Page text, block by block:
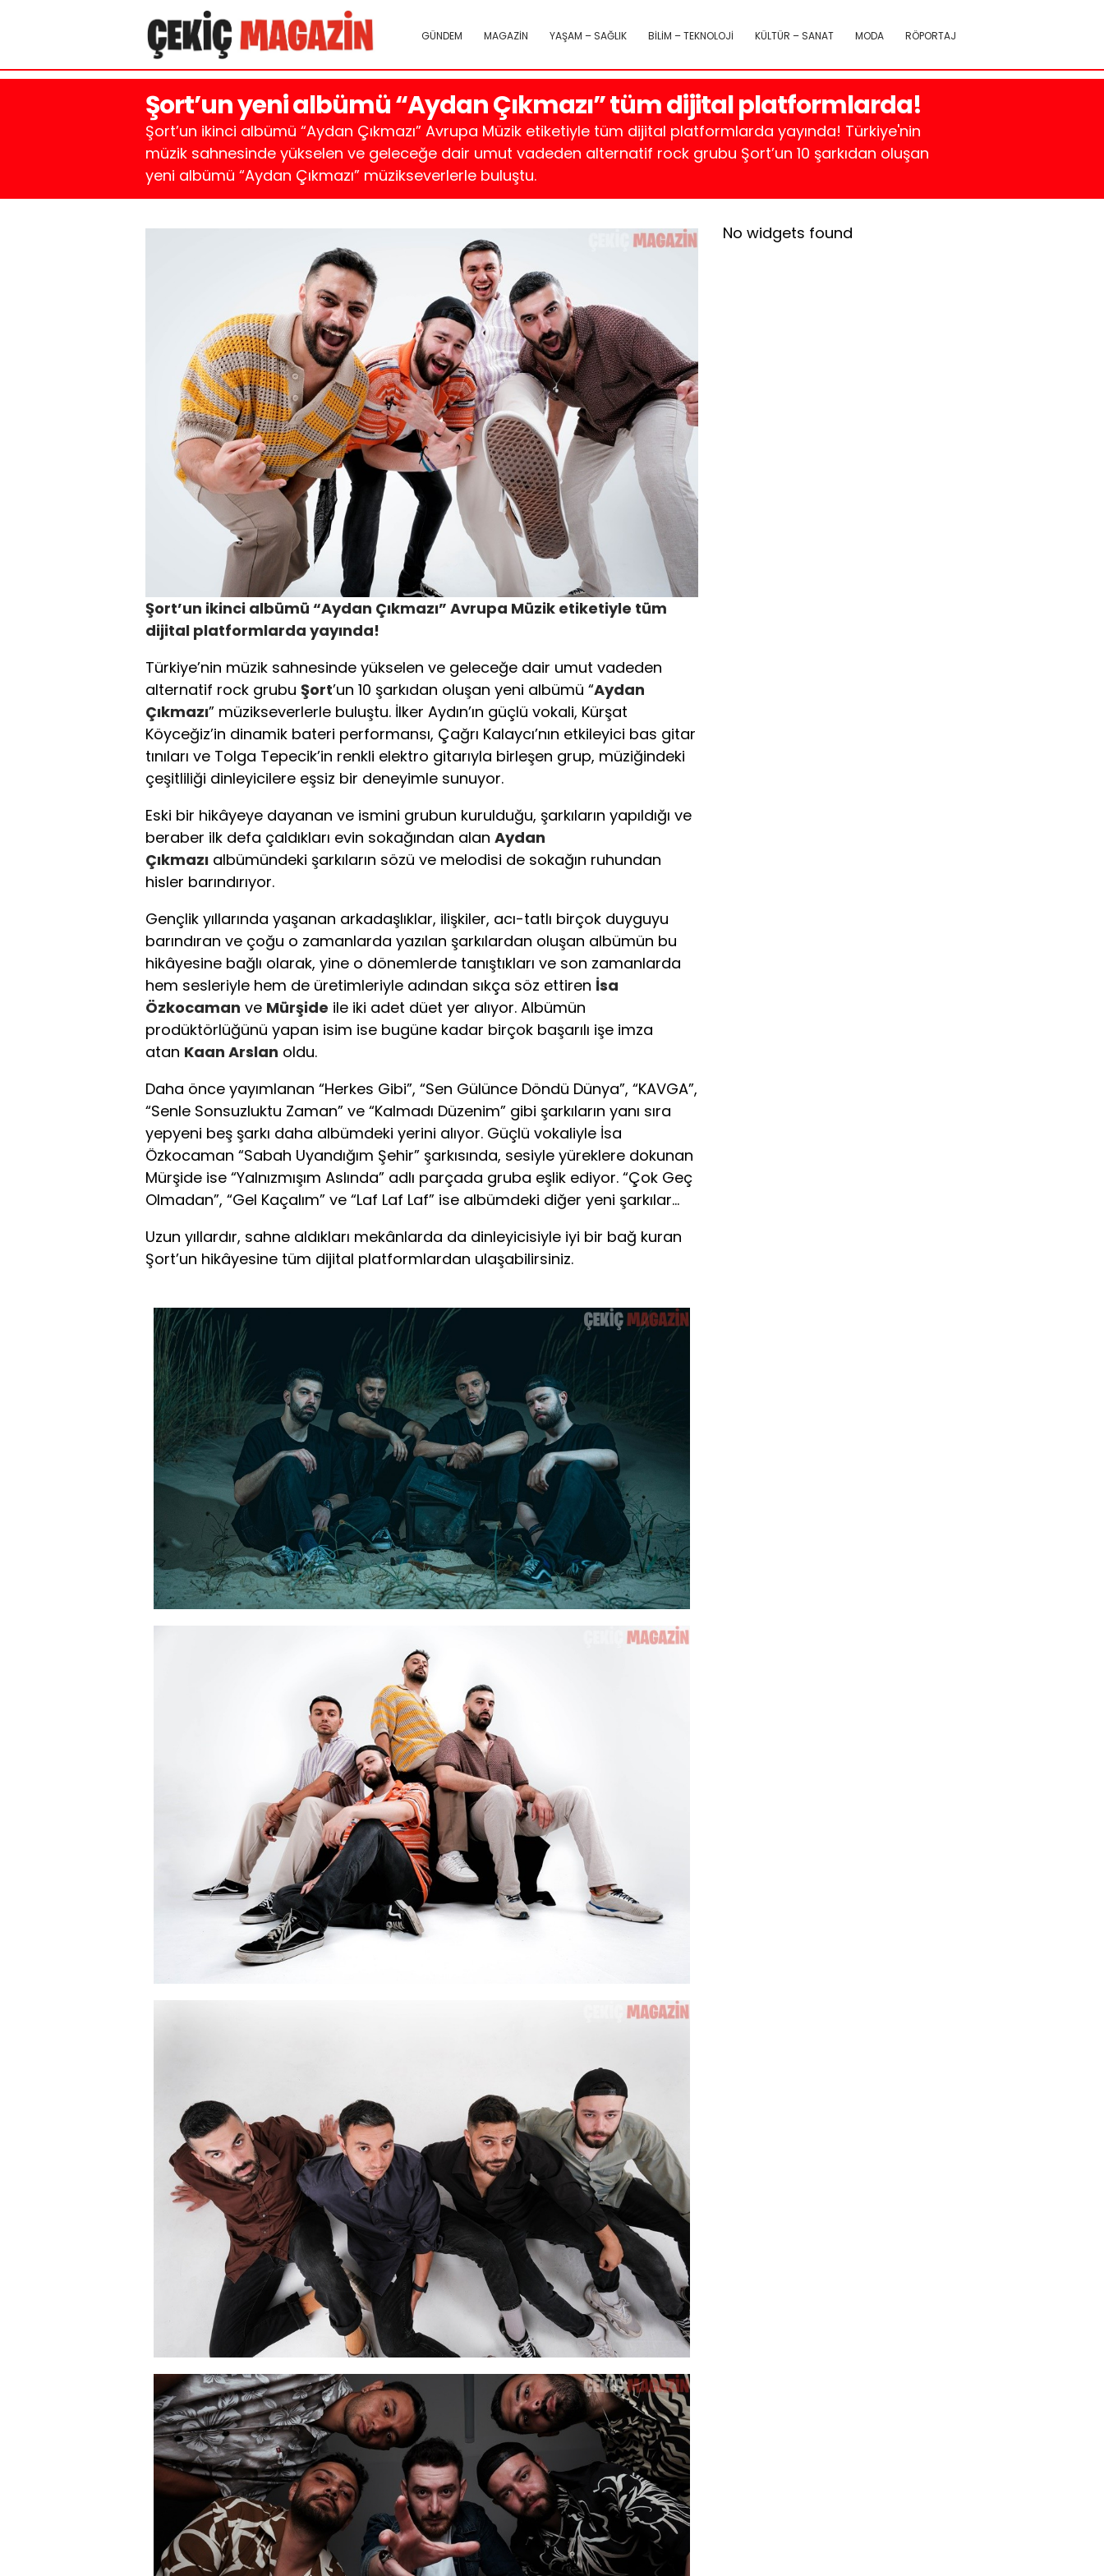
GÜNDEM MAGAZİN YAŞAM – SAĞLIK BİLİM – TEKNOLOJİ KÜLTÜR – SANAT MODA RÖPORTAJ
Şort’un yeni albümü “Aydan Çıkmazı” tüm dijital platformlarda!
Şort’un ikinci albümü “Aydan Çıkmazı” Avrupa Müzik etiketiyle tüm dijital platformlarda yayında! Türkiye'nin
müzik sahnesinde yükselen ve geleceğe dair umut vadeden alternatif rock grubu Şort’un 10 şarkıdan oluşan
yeni albümü “Aydan Çıkmazı” müzikseverlerle buluştu.
Şort’un ikinci albümü “Aydan Çıkmazı” Avrupa Müzik etiketiyle tüm
dijital platformlarda yayında!
Türkiye’nin müzik sahnesinde yükselen ve geleceğe dair umut vadeden
alternatif rock grubu Şort’un 10 şarkıdan oluşan yeni albümü “Aydan
Çıkmazı” müzikseverlerle buluştu. İlker Aydın’ın güçlü vokali, Kürşat
Köyceğiz’in dinamik bateri performansı, Çağrı Kalaycı’nın etkileyici bas gitar
tınıları ve Tolga Tepecik’in renkli elektro gitarıyla birleşen grup, müziğindeki
çeşitliliği dinleyicilere eşsiz bir deneyimle sunuyor.
Eski bir hikâyeye dayanan ve ismini grubun kurulduğu, şarkıların yapıldığı ve
beraber ilk defa çaldıkları evin sokağından alan Aydan
Çıkmazı albümündeki şarkıların sözü ve melodisi de sokağın ruhundan
hisler barındırıyor.
Gençlik yıllarında yaşanan arkadaşlıklar, ilişkiler, acı-tatlı birçok duyguyu
barındıran ve çoğu o zamanlarda yazılan şarkılardan oluşan albümün bu
hikâyesine bağlı olarak, yine o dönemlerde tanıştıkları ve son zamanlarda
hem sesleriyle hem de üretimleriyle adından sıkça söz ettiren İsa
Özkocaman ve Mürşide ile iki adet düet yer alıyor. Albümün
prodüktörlüğünü yapan isim ise bugüne kadar birçok başarılı işe imza
atan Kaan Arslan oldu.
Daha önce yayımlanan “Herkes Gibi”, “Sen Gülünce Döndü Dünya”, “KAVGA”,
“Senle Sonsuzluktu Zaman” ve “Kalmadı Düzenim” gibi şarkıların yanı sıra
yepyeni beş şarkı daha albümdeki yerini alıyor. Güçlü vokaliyle İsa
Özkocaman “Sabah Uyandığım Şehir” şarkısında, sesiyle yüreklere dokunan
Mürşide ise “Yalnızmışım Aslında” adlı parçada gruba eşlik ediyor. “Çok Geç
Olmadan”, “Gel Kaçalım” ve “Laf Laf Laf” ise albümdeki diğer yeni şarkılar…
Uzun yıllardır, sahne aldıkları mekânlarda da dinleyicisiyle iyi bir bağ kuran
Şort’un hikâyesine tüm dijital platformlardan ulaşabilirsiniz.
No widgets found